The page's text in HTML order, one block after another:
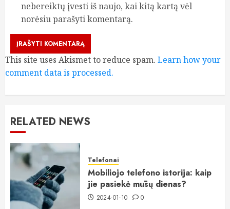
nebereiktų įvesti iš naujo, kai kitą kartą vėl
norėsiu parašyti komentarą.
This site uses Akismet to reduce spam. Learn how your
comment data is processed.
RELATED NEWS
Telefonai
Mobiliojo telefono istorija: kaip
jie pasiekė mūsų dienas?
2024-01-10 0